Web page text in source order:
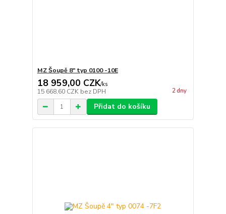
MZ Šoupě 8" typ 0100 -10E
18 959,00 CZK/ks
15 668,60 CZK bez DPH 2 dny
Přidat do košíku